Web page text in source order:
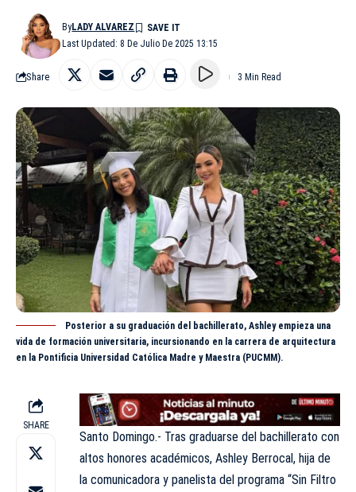
Last Updated: 8 De Julio De 2025 13:15
ByLADY ALVAREZ
Share 3 Min Read
Posterior a su graduación del bachillerato, Ashley empieza una
vida de formación universitaria, incursionando en la carrera de arquitectura
en la Pontificia Universidad Católica Madre y Maestra (PUCMM).
SHARE
Santo Domingo.- Tras graduarse del bachillerato con
altos honores académicos, Ashley Berrocal, hija de
la comunicadora y panelista del programa “Sin Filtro